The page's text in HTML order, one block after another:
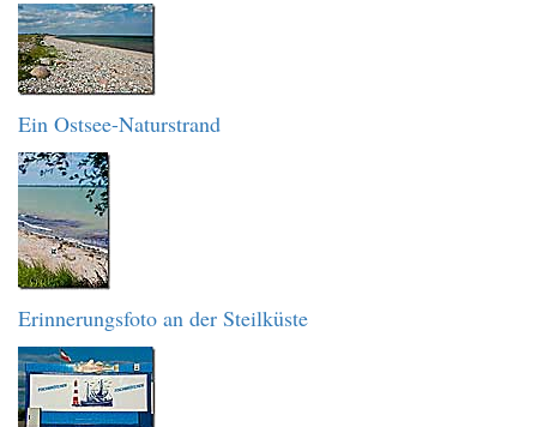
Ein Ostsee-Naturstrand
Erinnerungsfoto an der Steilküste